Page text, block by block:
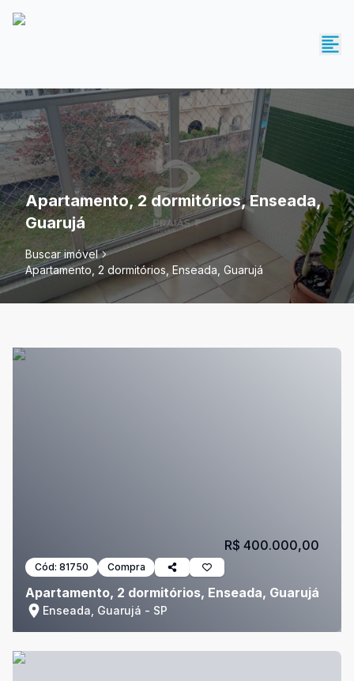
Apartamento, 2 dormitórios, Enseada,
Guarujá
Buscar imóvel
Apartamento, 2 dormitórios, Enseada, Guarujá
Cód: 81750 Compra
Apartamento, 2 dormitórios, Enseada, Guarujá
Enseada, Guarujá - SP
R$ 400.000,00